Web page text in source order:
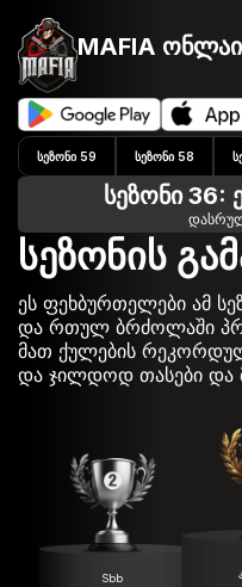
MAFIA
ᲡᲔᲖᲝᲜᲘ 59 ᲡᲔᲖᲝᲜᲘ 58
სეზონი 36:
სეზონის
ეს ფეხბურთელები ამ
და რთულ ბრძოლაში
მათ ქულების
და ჯილდოდ თასები და
Sbb